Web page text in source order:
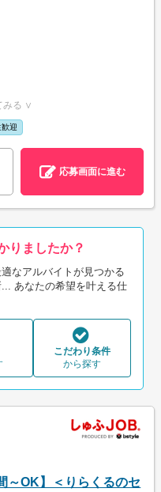
みる ∨
迎
応募画面に進む
りましたか？
なアルバイトが見つかる
あなたの希望を叶える仕
こだわり条件
から探す
～OK】＜りらくるのセ